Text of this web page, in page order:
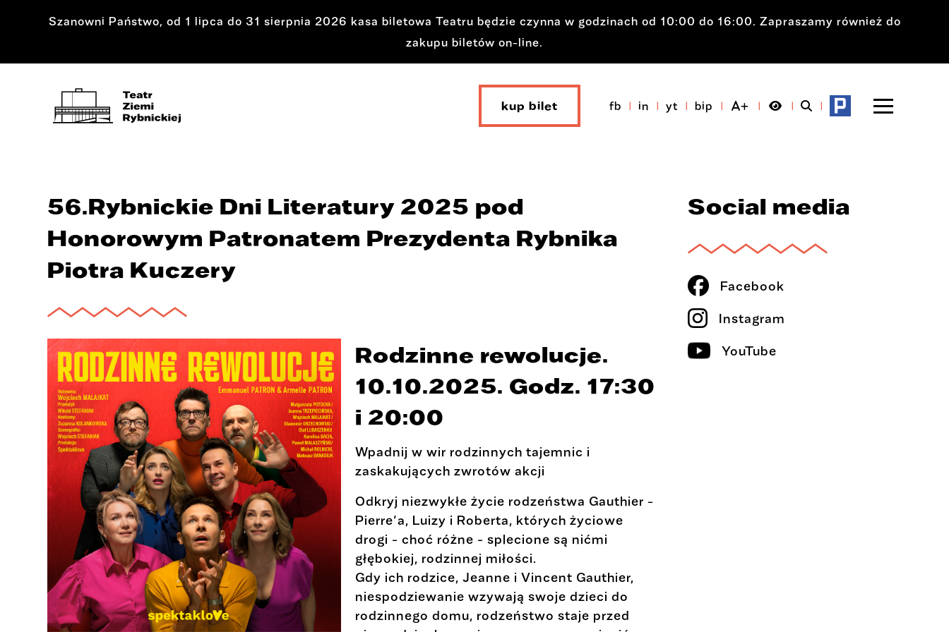
Szanowni Państwo, od 1 lipca do 31 sierpnia 2026 kasa biletowa Teatru będzie czynna w godzinach od 10:00 do 16:00. Zapraszamy również do
zakupu biletów on-line.
kup bilet fb in yt bip
56.Rybnickie Dni Literatury 2025 pod
Honorowym Patronatem Prezydenta Rybnika
Piotra Kuczery
Rodzinne rewolucje.
10.10.2025. Godz. 17:30
i 20:00
Wpadnij w wir rodzinnych tajemnic i
zaskakujących zwrotów akcji
Odkryj niezwykłe życie rodzeństwa Gauthier -
Pierre’a, Luizy i Roberta, których życiowe
drogi - choć różne - splecione są nićmi
głębokiej, rodzinnej miłości.
Gdy ich rodzice, Jeanne i Vincent Gauthier,
niespodziewanie wzywają swoje dzieci do
rodzinnego domu, rodzeństwo staje przed
Social media
Facebook
Instagram
YouTube